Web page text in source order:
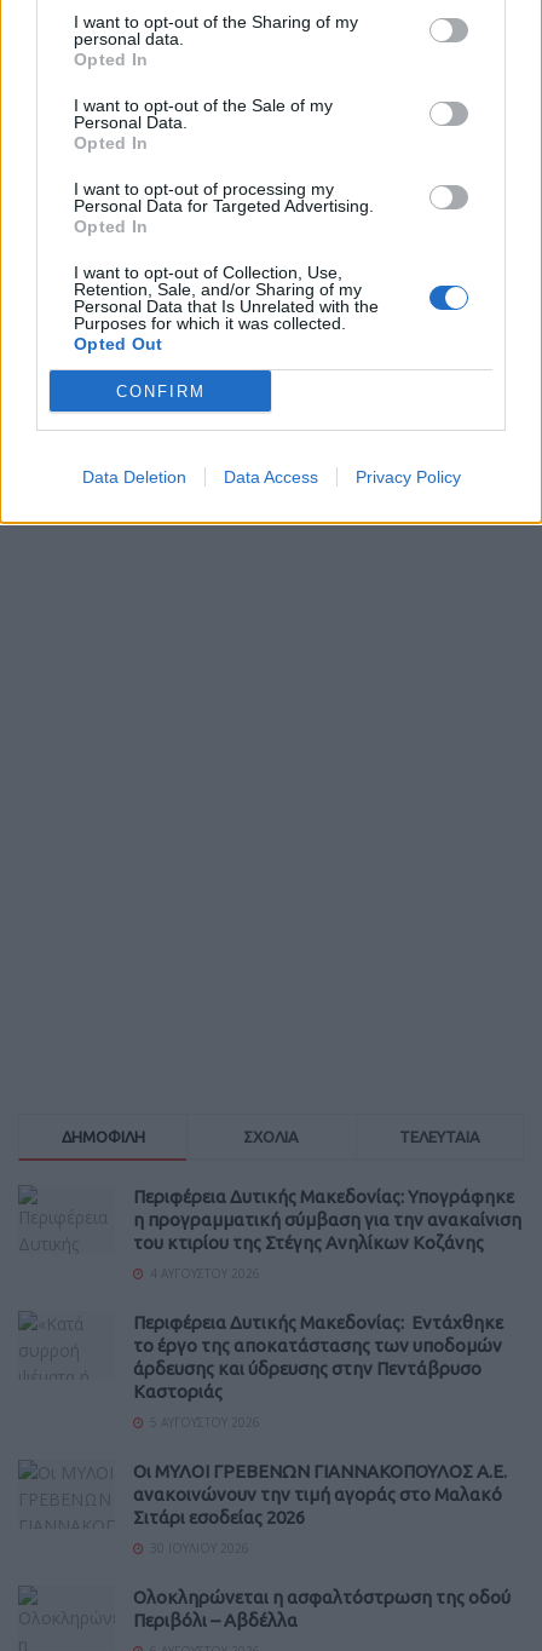
I want to opt-out of the Sharing of my
personal data.
Opted In
I want to opt-out of the Sale of my
Personal Data.
Opted In
I want to opt-out of processing my
Personal Data for Targeted Advertising.
Opted In
I want to opt-out of Collection, Use,
Retention, Sale, and/or Sharing of my
Personal Data that Is Unrelated with the
Purposes for which it was collected.
Opted Out
CONFIRM
Data Deletion Data Access Privacy Policy
ΔΗΜΟΦΙΛΗ ΣΧΟΛΙΑ ΤΕΛΕΥΤΑΙΑ
Περιφέρεια Δυτικής Μακεδονίας: Υπογράφηκε
η προγραμματική σύμβαση για την ανακαίνιση
του κτιρίου της Στέγης Ανηλίκων Κοζάνης
Περιφέρεια Δυτικής Μακεδονίας: Εντάχθηκε
το έργο της αποκατάστασης των υποδομών
άρδευσης και ύδρευσης στην Πεντάβρυσο
Καστοριάς
Οι ΜΥΛΟΙ ΓΡΕΒΕΝΩΝ ΓΙΑΝΝΑΚΟΠΟΥΛΟΣ Α.Ε.
ανακοινώνουν την τιμή αγοράς στο Μαλακό
Σιτάρι εσοδείας 2026
Ολοκληρώνεται η ασφαλτόστρωση της οδού
Περιβόλι – Αβδέλλα